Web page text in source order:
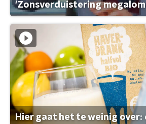
'Zonsverduistering
Hier gaat het te weinig